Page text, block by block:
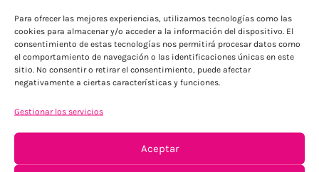
Para ofrecer las mejores experiencias, utilizamos tecnologías como las
cookies para almacenar y/o acceder a la información del dispositivo. El
consentimiento de estas tecnologías nos permitirá procesar datos como
el comportamiento de navegación o las identificaciones únicas en este
sitio. No consentir o retirar el consentimiento, puede afectar
negativamente a ciertas características y funciones.
Gestionar los servicios
Aceptar
Tu confianza, nuestro objetivo